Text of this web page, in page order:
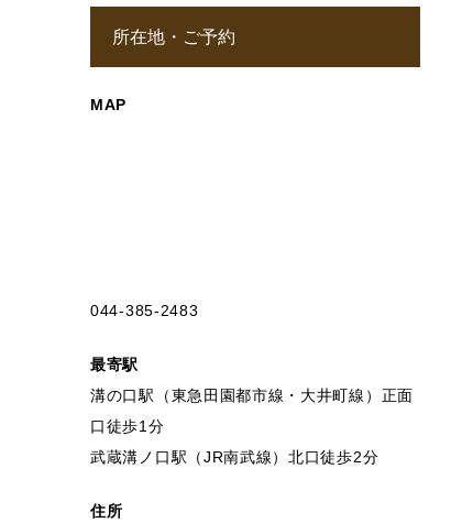
所在地・ご予約
MAP
044-385-2483
最寄駅
溝の口駅（東急田園都市線・大井町線）正面
口徒歩1分
武蔵溝ノ口駅（JR南武線）北口徒歩2分
住所